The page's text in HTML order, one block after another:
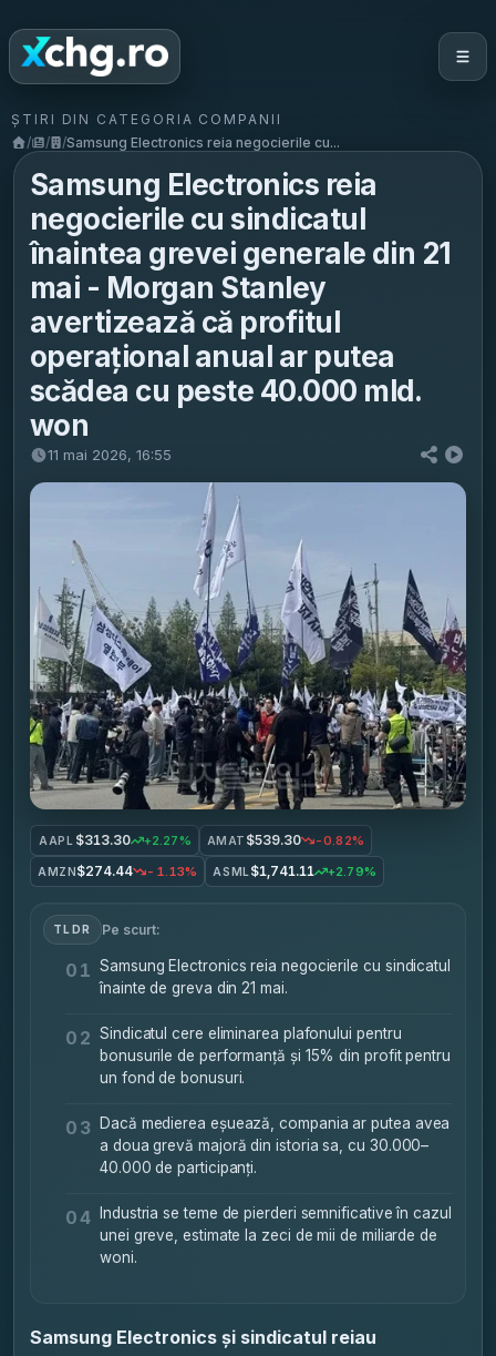
ȘTIRI DIN CATEGORIA COMPANII
/
/ /Samsung Electronics reia negocierile cu...
Samsung Electronics reia
negocierile cu sindicatul
înaintea grevei generale din 21
mai - Morgan Stanley
avertizează că profitul
operațional anual ar putea
scădea cu peste 40.000 mld.
won
11 mai 2026, 16:55
AAPL $313.30 +2.27% AMAT $539.30 -0.82%
AMZN $274.44 -1.13% ASML$1,741.11 +2.79%
TLDR Pe scurt:
01 Samsung Electronics reia negocierile cu sindicatul
înainte de greva din 21 mai.
02 Sindicatul cere eliminarea plafonului pentru
bonusurile de performanță și 15% din profit pentru
un fond de bonusuri.
03
Dacă medierea eșuează, compania ar putea avea
a doua grevă majoră din istoria sa, cu 30.000–
40.000 de participanți.
04
Industria se teme de pierderi semnificative în cazul
unei greve, estimate la zeci de mii de miliarde de
woni.
Samsung Electronics și sindicatul reiau